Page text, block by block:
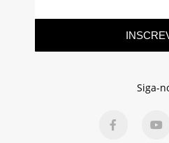
Siga-